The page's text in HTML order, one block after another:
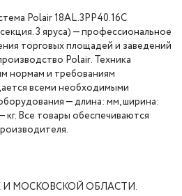
Polair 18AL.3PP40.16C
3 яруса) — профессиональное
торговых площадей и заведений
Polair. Техника
нормам и требованиям
всеми необходимыми
— длина: мм, ширина:
кг. Все товары обеспечиваются
МОСКОВСКОЙ ОБЛАСТИ.